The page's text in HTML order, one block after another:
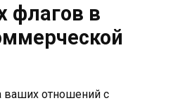
флагов в
ваших отношений с